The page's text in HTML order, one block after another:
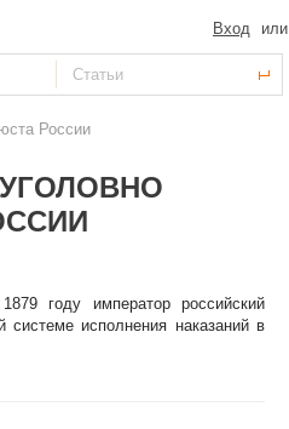
Вход или
России
году император российский
исполнения наказаний в